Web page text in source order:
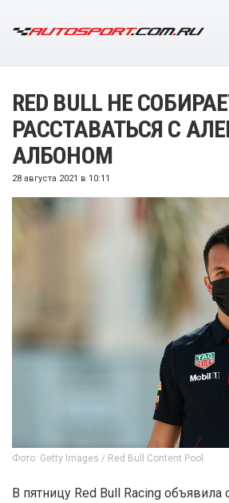
RED BULL НЕ
РАССТАВАТЬСЯ С
АЛБОНОМ
28 августа 2021 в 10:11
Фото: Getty Images / Red Bull Content Pool
В пятницу Red Bull Racing объявила